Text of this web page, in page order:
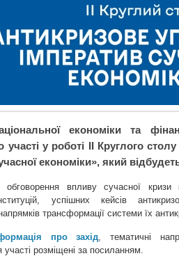
економіки та
у роботі ІІ Круглого
економіки», який
обговорення впливу сучасної кризи
успішних кейсів
трансформації системи їх
про захід, тематичні
участі розміщені за посиланням.